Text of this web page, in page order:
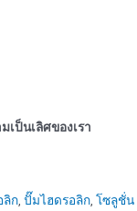
ป็นเลิศของเรา
ลิก ปั๊มไฮดรอลิก โซลูชั่น